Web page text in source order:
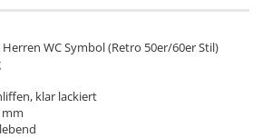
WC Symbol (Retro 50er/60er Stil)
klar lackiert
mm